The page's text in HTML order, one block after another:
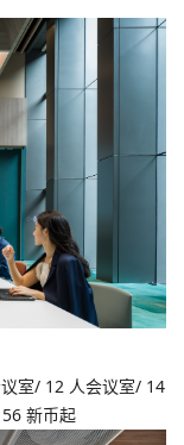
室/ 12 人会议室/ 14
新币起